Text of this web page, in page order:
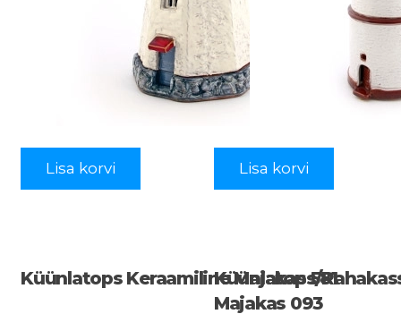
Lisa korvi Lisa korvi
Küünlatops Keraamiline Majakas 581
Küünlatops/
Majakas 093